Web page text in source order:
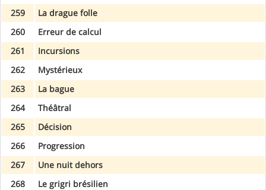
259
La drague folle
260
Erreur de calcul
261
Incursions
262
Mystérieux
263
La bague
264
Théâtral
265
Décision
266
Progression
267
Une nuit dehors
268
Le grigri brésilien